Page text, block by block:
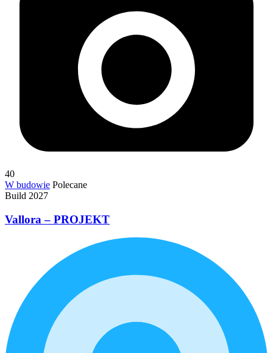
40
W budowie Polecane
Build 2027
Vallora – PROJEKT